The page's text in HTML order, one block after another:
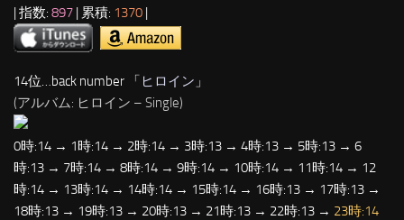
| 指数: 897 | 累積: 1370 |
14位…back number 「 ヒロイン 」
(アルバム: ヒロイン – Single)
0時:14 → 1時:14 → 2時:14 → 3時:13 → 4時:13 → 5時:13 → 6
時:13 → 7時:14 → 8時:14 → 9時:14 → 10時:14 → 11時:14 → 12
時:14 → 13時:14 → 14時:14 → 15時:14 → 16時:13 → 17時:13 →
18時:13 → 19時:13 → 20時:13 → 21時:13 → 22時:13 → 23時:14